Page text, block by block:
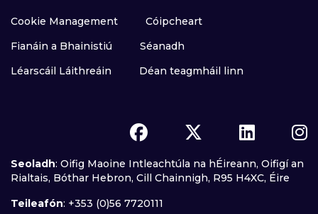
Cookie Management
Cóipcheart
Fianáin a Bhainistiú
Séanadh
Léarscáil Láithreáin
Déan teagmháil linn
Seoladh: Oifig Maoine Intleachtúla na hÉireann, Oifigí an
Rialtais, Bóthar Hebron, Cill Chainnigh, R95 H4XC, Éire
Teileafón: +353 (0)56 7720111